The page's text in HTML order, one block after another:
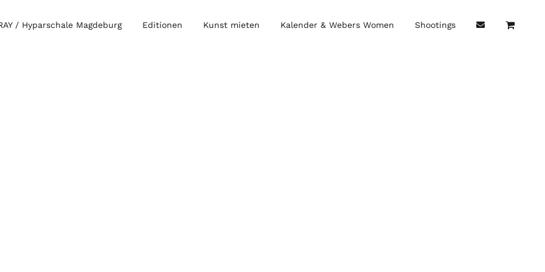
/ Hyparschale Magdeburg Editionen Kunst mieten Kalender & Webers Women Shootings